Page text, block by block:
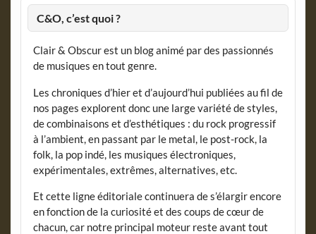
C&O, c’est quoi ?
Clair & Obscur est un blog animé par des passionnés
de musiques en tout genre.
Les chroniques d’hier et d’aujourd’hui publiées au fil de
nos pages explorent donc une large variété de styles,
de combinaisons et d’esthétiques : du rock progressif
à l’ambient, en passant par le metal, le post-rock, la
folk, la pop indé, les musiques électroniques,
expérimentales, extrêmes, alternatives, etc.
Et cette ligne éditoriale continuera de s’élargir encore
en fonction de la curiosité et des coups de cœur de
chacun, car notre principal moteur reste avant tout